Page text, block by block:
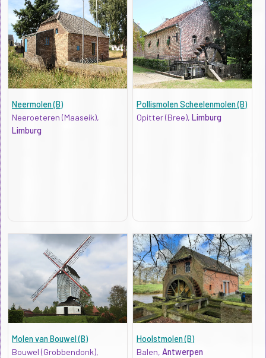
Neermolen (B)
Neeroeteren (Maaseik),
Limburg
Pollismolen Scheelenmolen (B)
Opitter (Bree),Limburg
Molen van Bouwel (B)
Bouwel (Grobbendonk),
Hoolstmolen (B)
Balen,Antwerpen